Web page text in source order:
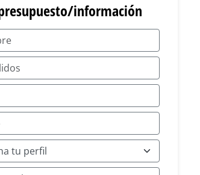
información